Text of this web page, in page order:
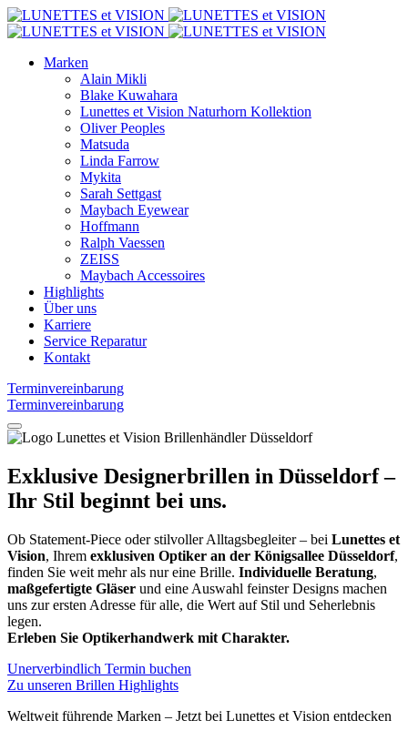
Marken
Alain Mikli
Blake Kuwahara
Lunettes et Vision Naturhorn Kollektion
Oliver Peoples
Matsuda
Linda Farrow
Mykita
Sarah Settgast
Maybach Eyewear
Hoffmann
Ralph Vaessen
ZEISS
Maybach Accessoires
Highlights
Über uns
Karriere
Service Reparatur
Kontakt
Terminvereinbarung
Terminvereinbarung
Exklusive Designerbrillen in Düsseldorf –
Ihr Stil beginnt bei uns.
Ob Statement-Piece oder stilvoller Alltagsbegleiter – bei Lunettes et
Vision, Ihrem exklusiven Optiker an der Königsallee Düsseldorf,
finden Sie weit mehr als nur eine Brille. Individuelle Beratung,
maßgefertigte Gläser und eine Auswahl feinster Designs machen
uns zur ersten Adresse für alle, die Wert auf Stil und Seherlebnis
legen.
Erleben Sie Optikerhandwerk mit Charakter.
Unerverbindlich Termin buchen
Zu unseren Brillen Highlights
Weltweit führende Marken – Jetzt bei Lunettes et Vision entdecken